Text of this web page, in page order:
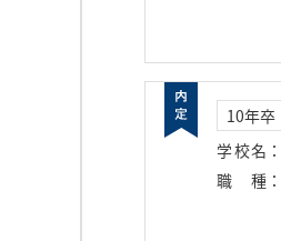
10年卒
学校名 ：
職種 ：